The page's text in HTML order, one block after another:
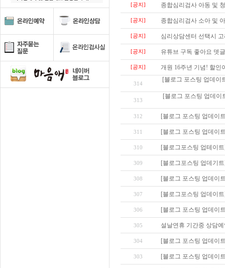
[공지] 종합심리검사 아동 및
[공지] 종합심리검사 소아 및
[공지] 심리상담센터 선택시
[공지] 유튜브 구독 좋아요 뎃
[공지] 개원 16주년 기념! 할인
314
[블로그 포스팅 업데이
313
[블로그 포스팅 업데이
312 [블로그 포스팅 업데이
311 [블로그 포스팅 업데이
310 [블로그포스팅 업테이
309 [블로그포스팅 업데기
308 [블로그 포스팅 업데이
307 [블로그포스팅 업데이
306 [블로그 포스팅 업데이
305 설날연휴 기간중 상담
304 [블로그 포스팅 업데이
303 [블로그 포스팅 업데이